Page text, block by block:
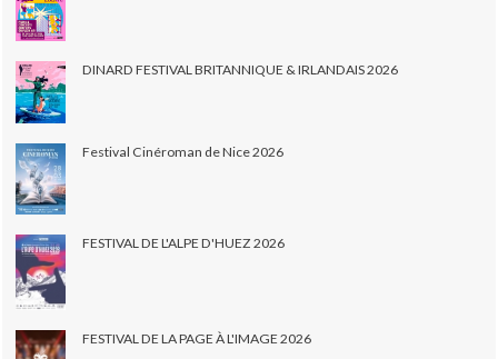
DINARD FESTIVAL BRITANNIQUE & IRLANDAIS 2026
Festival Cinéroman de Nice 2026
FESTIVAL DE L'ALPE D'HUEZ 2026
FESTIVAL DE LA PAGE À L'IMAGE 2026